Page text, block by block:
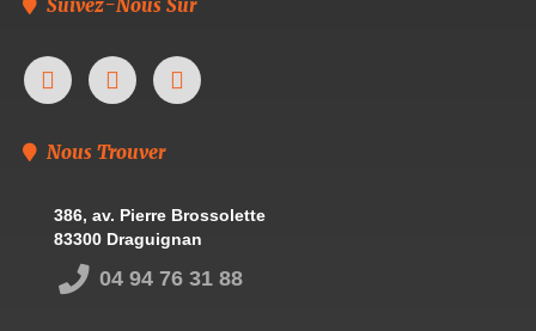
Suivez-Nous Sur
Nous Trouver
386, av. Pierre Brossolette
83300 Draguignan
04 94 76 31 88